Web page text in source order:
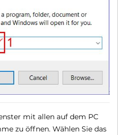
mit allen auf dem PC
zu öffnen. Wählen Sie das